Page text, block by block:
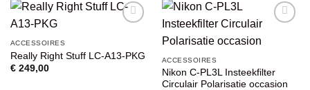
WENSENLIJST
ACCESSOIRES
Really Right Stuff LC-A13-PKG
€249,00
VOEG TOE
AAN
ACCESSOIRES
Nikon C-PL3L Insteekfilter
Circulair Polarisatie occasion